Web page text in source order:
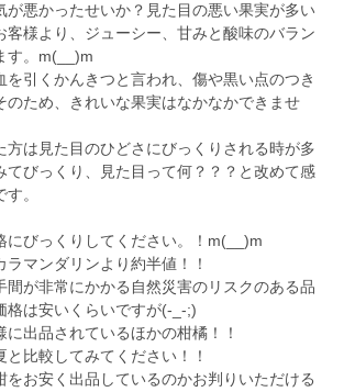
が悪かったせいか？見た目の悪い果実が多い
客様より、ジューシー、甘みと酸味のバラン
す。m(__)m
を引くかんきつと言われ、傷や黒い点のつき
のため、きれいな果実はなかなかできませ
方は見た目のひどさにびっくりされる時が多
てびっくり、見た目って何？？？と改めて感
。
びっくりしてください。！m(__)m
マンダリンより約半値！！
間が非常にかかる自然災害のリスクのある品
格は安いくらいですが(-_-;)
に出品されているほかの柑橘！！
と比較してみてください！！
をお安く出品しているのかお判りいただける